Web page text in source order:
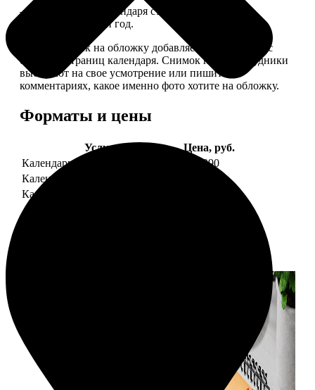
— Обложка для календаря стандартная, дизайн
обновляем каждый год.
— В кружочек на обложку добавляем фотографию с
одной из страниц календаря. Снимок наши сотрудники
выбирают на свое усмотрение или пишите в
комментариях, какое именно фото хотите на обложку.
Форматы и цены
Услуга
Цена, руб.
Календарь настенный
от 1290
Календарь "домик"
Календарь магнитный отрывной